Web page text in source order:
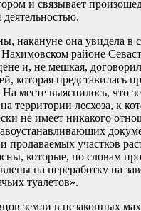
и связывает
накануне она увидела в
районе
и, не мешкая,
которая представилась
месте выяснилось, что
территории лесхоза, к
не имеет никакого
продаваемых участков
которые, по словам
на переработку на
туалетов».
земли в незаконных